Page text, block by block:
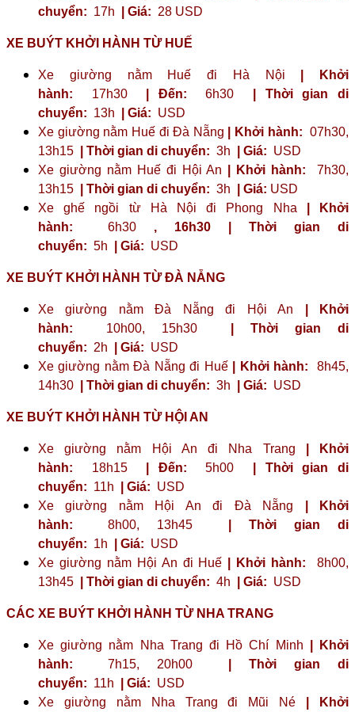
chuyển: 17h | Giá: 28 USD
XE BUÝT KHỞI HÀNH TỪ HUẾ
Xe giường nằm Huế đi Hà Nội
| Khởi
hành: 17h30 | Đến: 6h30
| Thời gian di
chuyển: 13h | Giá: USD
Xe giường nằm Huế đi Đà Nẵng
| Khởi hành: 07h30,
13h15
| Thời gian di chuyển: 3h | Giá: USD
Xe giường nằm Huế đi Hội An
| Khởi hành: 7h30,
13h15
| Thời gian di chuyển: 3h | Giá: USD
Xe ghế ngồi từ Hà Nội đi Phong Nha
| Khởi
hành: 6h30 , 16h30
| Thời gian di
chuyển: 5h | Giá: USD
XE BUÝT KHỞI HÀNH TỪ ĐÀ NẴNG
Xe giường nằm Đà Nẵng đi Hội An
| Khởi
hành: 10h00, 15h30
| Thời gian di
chuyển: 2h | Giá: USD
Xe giường nằm Đà Nẵng đi Huế
| Khởi hành: 8h45,
14h30
| Thời gian di chuyển: 3h | Giá: USD
XE BUÝT KHỞI HÀNH TỪ HỘI AN
Xe giường nằm Hội An đi Nha Trang
| Khởi
hành: 18h15 | Đến: 5h00
| Thời gian di
chuyển: 11h | Giá: USD
Xe giường nằm Hội An đi Đà Nẵng
| Khởi
hành: 8h00, 13h45
| Thời gian di
chuyển: 1h | Giá: USD
Xe giường nằm Hội An đi Huế
| Khởi hành: 8h00,
13h45
| Thời gian di chuyển: 4h | Giá: USD
CÁC XE BUÝT KHỞI HÀNH TỪ NHA TRANG
Xe giường nằm Nha Trang đi Hồ Chí Minh
| Khởi
hành: 7h15, 20h00
| Thời gian di
chuyển: 11h | Giá: USD
Xe giường nằm Nha Trang đi Mũi Né
| Khởi